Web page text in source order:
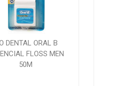
DENTAL ORAL B
FLOSS MEN
50M